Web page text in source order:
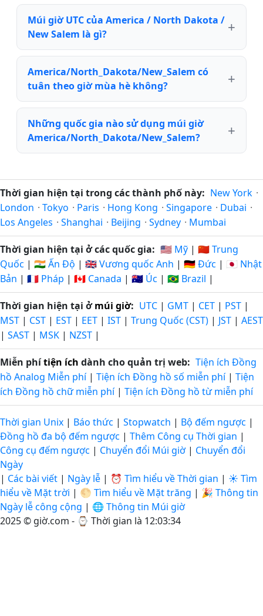
Múi giờ UTC của America / North Dakota /
New Salem là gì?
America/North_Dakota/New_Salem có
tuân theo giờ mùa hè không?
Những quốc gia nào sử dụng múi giờ
America/North_Dakota/New_Salem?
Thời gian hiện tại trong các thành phố này: New York ·
London · Tokyo · Paris · Hong Kong · Singapore · Dubai ·
Los Angeles · Shanghai · Beijing · Sydney · Mumbai
Thời gian hiện tại ở các quốc gia: 🇺🇸 Mỹ | 🇨🇳 Trung
Quốc | 🇮🇳 Ấn Độ | 🇬🇧 Vương quốc Anh | 🇩🇪 Đức | 🇯🇵 Nhật
Bản | 🇫🇷 Pháp | 🇨🇦 Canada | 🇦🇺 Úc | 🇧🇷 Brazil |
Thời gian hiện tại ởmúi giờ: UTC | GMT | CET | PST |
MST | CST | EST | EET | IST | Trung Quốc (CST) | JST | AEST
| SAST | MSK | NZST |
Miễn phítiện ích dành cho quản trị web: Tiện ích Đồng
hồ Analog Miễn phí| Tiện ích Đồng hồ số miễn phí| Tiện
ích Đồng hồ chữ miễn phí| Tiện ích Đồng hồ từ miễn phí
Thời gian Unix | Báo thức | Stopwatch | Bộ đếm ngược |
Đồng hồ đa bộ đếm ngược | Thêm Công cụ Thời gian |
Công cụ đếm ngược | Chuyển đổi Múi giờ | Chuyển đổi
Ngày
| Các bài viết | Ngày lễ | ⏰ Tìm hiểu về Thời gian | ☀️ Tìm
hiểu về Mặt trời | 🌕 Tìm hiểu về Mặt trăng | 🎉 Thông tin
Ngày lễ công cộng | 🌐 Thông tin Múi giờ
2025 © giờ.com - ⌚ Thời gian là 12:03:35